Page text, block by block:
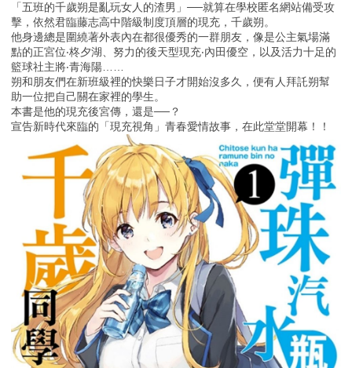
「五班的千歲朔是亂玩女人的渣男」──就算在學校匿名網站備受攻
擊，依然君臨藤志高中階級制度頂層的現充，千歲朔。
他身邊總是圍繞著外表內在都很優秀的一群朋友，像是公主氣場滿
點的正宮位‧柊夕湖、努力的後天型現充‧內田優空，以及活力十足的
籃球社主將‧青海陽……
朔和朋友們在新班級裡的快樂日子才開始沒多久，便有人拜託朔幫
助一位把自己關在家裡的學生。
本書是他的現充後宮傳，還是──？
宣告新時代來臨的「現充視角」青春愛情故事，在此堂堂開幕！！